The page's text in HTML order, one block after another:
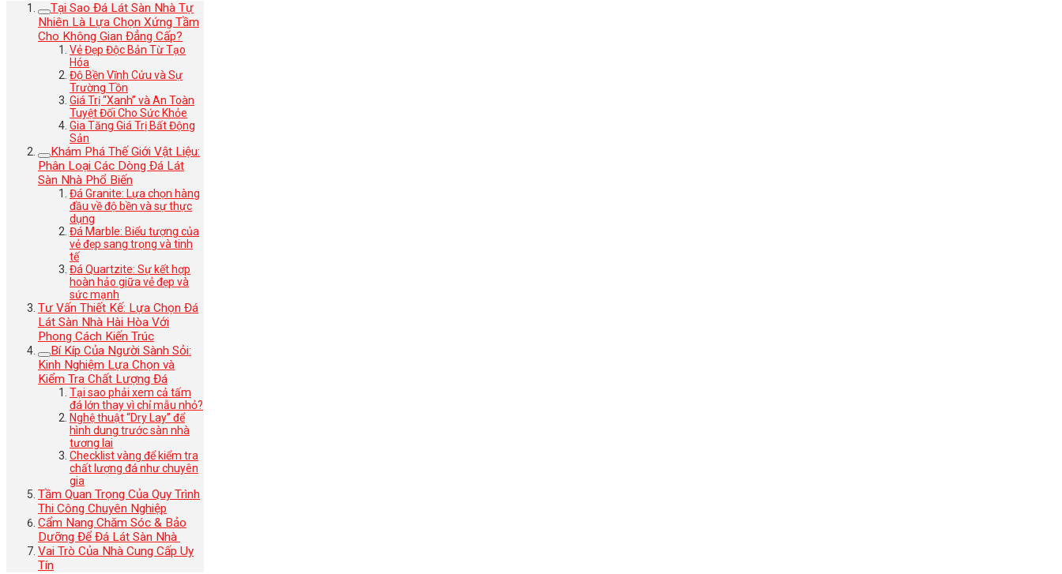
Tại Sao Đá Lát Sàn Nhà Tự
Nhiên Là Lựa Chọn Xứng Tầm
Cho Không Gian Đẳng Cấp?
Vẻ Đẹp Độc Bản Từ Tạo
Hóa
Độ Bền Vĩnh Cửu và Sự
Trường Tồn
Giá Trị “Xanh” và An Toàn
Tuyệt Đối Cho Sức Khỏe
Gia Tăng Giá Trị Bất Động
Sản
Khám Phá Thế Giới Vật Liệu:
Phân Loại Các Dòng Đá Lát
Sàn Nhà Phổ Biến
Đá Granite: Lựa chọn hàng
đầu về độ bền và sự thực
dụng
Đá Marble: Biểu tượng của
vẻ đẹp sang trọng và tinh
tế
Đá Quartzite: Sự kết hợp
hoàn hảo giữa vẻ đẹp và
sức mạnh
Tư Vấn Thiết Kế: Lựa Chọn Đá
Lát Sàn Nhà Hài Hòa Với
Phong Cách Kiến Trúc
Bí Kíp Của Người Sành Sỏi:
Kinh Nghiệm Lựa Chọn và
Kiểm Tra Chất Lượng Đá
Tại sao phải xem cả tấm
đá lớn thay vì chỉ mẫu nhỏ?
Nghệ thuật “Dry Lay” để
hình dung trước sàn nhà
tương lai
Checklist vàng để kiểm tra
chất lượng đá như chuyên
gia
Tầm Quan Trọng Của Quy Trình
Thi Công Chuyên Nghiệp
Cẩm Nang Chăm Sóc & Bảo
Dưỡng Để Đá Lát Sàn Nhà
Vai Trò Của Nhà Cung Cấp Uy
Tín